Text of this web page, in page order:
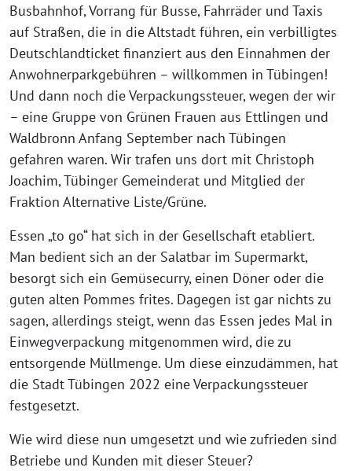
Busbahnhof, Vorrang für Busse, Fahrräder und Taxis
auf Straßen, die in die Altstadt führen, ein verbilligtes
Deutschlandticket finanziert aus den Einnahmen der
Anwohnerparkgebühren – willkommen in Tübingen!
Und dann noch die Verpackungssteuer, wegen der wir
– eine Gruppe von Grünen Frauen aus Ettlingen und
Waldbronn Anfang September nach Tübingen
gefahren waren. Wir trafen uns dort mit Christoph
Joachim, Tübinger Gemeinderat und Mitglied der
Fraktion Alternative Liste/Grüne.
Essen „to go“ hat sich in der Gesellschaft etabliert.
Man bedient sich an der Salatbar im Supermarkt,
besorgt sich ein Gemüsecurry, einen Döner oder die
guten alten Pommes frites. Dagegen ist gar nichts zu
sagen, allerdings steigt, wenn das Essen jedes Mal in
Einwegverpackung mitgenommen wird, die zu
entsorgende Müllmenge. Um diese einzudämmen, hat
die Stadt Tübingen 2022 eine Verpackungssteuer
festgesetzt.
Wie wird diese nun umgesetzt und wie zufrieden sind
Betriebe und Kunden mit dieser Steuer?